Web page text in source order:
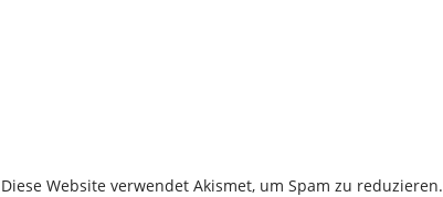
Diese Website verwendet Akismet, um Spam zu reduzieren.